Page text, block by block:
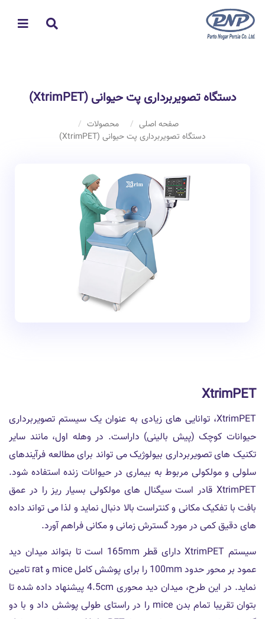
دستگاه تصویربرداری پت حیوانی (XtrimPET)
صفحه اصلی
محصولات
دستگاه تصویربرداری پت حیوانی (XtrimPET)
XtrimPET
XtrimPET، توانایی های زیادی به عنوان یک سیستم تصویربرداری
حیوانات کوچک (پیش بالینی) داراست. در وهله اول، مانند سایر
تکنیک های تصویربرداری بیولوژیک می تواند برای مطالعه فرآیندهای
سلولی و مولکولی مربوط به بیماری در حیوانات زنده استفاده شود.
XtrimPET قادر است سیگنال های مولکولی بسیار ریز را در عمق
بافت با تفکیک مکانی و کنتراست بالا دنبال نماید و لذا می تواند داده
های دقیق کمی در مورد گسترش زمانی و مکانی فراهم آورد.
سیستم XtrimPET دارای قطر 165mm است تا بتواند میدان دید
عمود بر محور حدود 100mm را برای پوشش کامل mice و rat تامین
نماید. در این طرح، میدان دید محوری 4.5cm پیشنهاد داده شده تا
بتوان تقریبا تمام بدن mice را در راستای طولی پوشش داد و با دو